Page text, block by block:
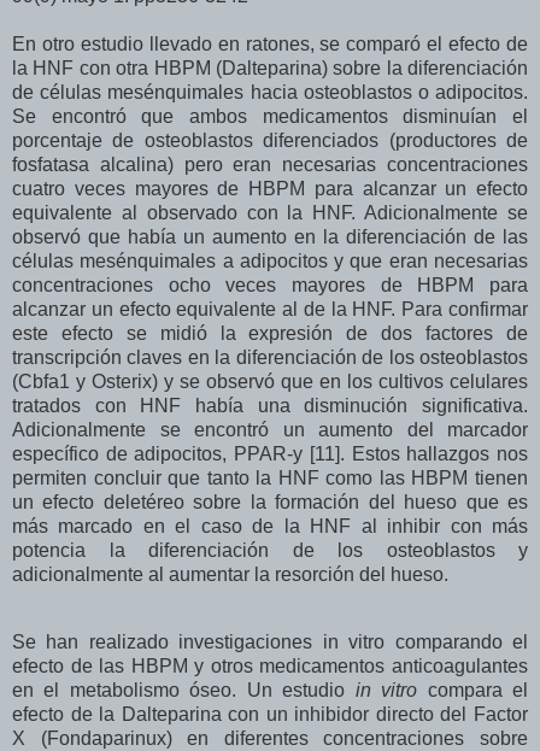
En otro estudio llevado en ratones, se comparó el efecto de
la HNF con otra HBPM (Dalteparina) sobre la diferenciación
de células mesénquimales hacia osteoblastos o adipocitos.
Se encontró que ambos medicamentos disminuían el
porcentaje de osteoblastos diferenciados (productores de
fosfatasa alcalina) pero eran necesarias concentraciones
cuatro veces mayores de HBPM para alcanzar un efecto
equivalente al observado con la HNF. Adicionalmente se
observó que había un aumento en la diferenciación de las
células mesénquimales a adipocitos y que eran necesarias
concentraciones ocho veces mayores de HBPM para
alcanzar un efecto equivalente al de la HNF. Para confirmar
este efecto se midió la expresión de dos factores de
transcripción claves en la diferenciación de los osteoblastos
(Cbfa1 y Osterix) y se observó que en los cultivos celulares
tratados con HNF había una disminución significativa.
Adicionalmente se encontró un aumento del marcador
específico de adipocitos, PPAR-y [11]. Estos hallazgos nos
permiten concluir que tanto la HNF como las HBPM tienen
un efecto deletéreo sobre la formación del hueso que es
más marcado en el caso de la HNF al inhibir con más
potencia la diferenciación de los osteoblastos y
adicionalmente al aumentar la resorción del hueso.
Se han realizado investigaciones in vitro comparando el
efecto de las HBPM y otros medicamentos anticoagulantes
en el metabolismo óseo. Un estudio in vitro compara el
efecto de la Dalteparina con un inhibidor directo del Factor
X (Fondaparinux) en diferentes concentraciones sobre